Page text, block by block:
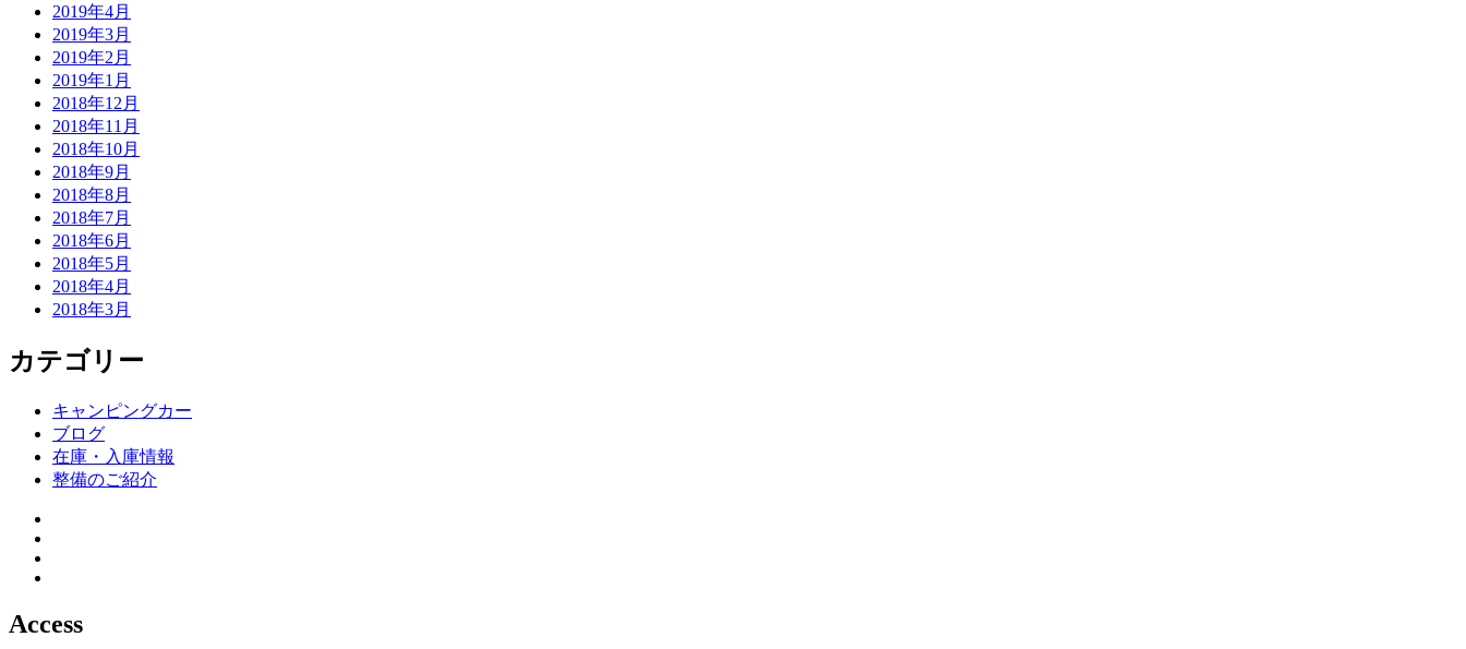
2019年4月
2019年3月
2019年2月
2019年1月
2018年12月
2018年11月
2018年10月
2018年9月
2018年8月
2018年7月
2018年6月
2018年5月
2018年4月
2018年3月
カテゴリー
キャンピングカー
ブログ
在庫・入庫情報
整備のご紹介
Access